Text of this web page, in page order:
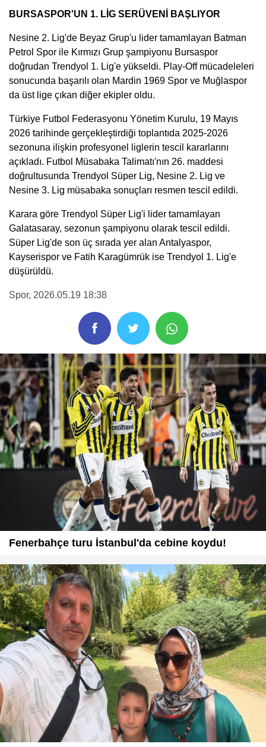
BURSASPOR'UN 1. LİG SERÜVENİ BAŞLIYOR
Nesine 2. Lig'de Beyaz Grup'u lider tamamlayan Batman
Petrol Spor ile Kırmızı Grup şampiyonu Bursaspor
doğrudan Trendyol 1. Lig'e yükseldi. Play-Off mücadeleleri
sonucunda başarılı olan Mardin 1969 Spor ve Muğlaspor
da üst lige çıkan diğer ekipler oldu.
Türkiye Futbol Federasyonu Yönetim Kurulu, 19 Mayıs
2026 tarihinde gerçekleştirdiği toplantıda 2025-2026
sezonuna ilişkin profesyonel liglerin tescil kararlarını
açıkladı. Futbol Müsabaka Talimatı'nın 26. maddesi
doğrultusunda Trendyol Süper Lig, Nesine 2. Lig ve
Nesine 3. Lig müsabaka sonuçları resmen tescil edildi.
Karara göre Trendyol Süper Lig'i lider tamamlayan
Galatasaray, sezonun şampiyonu olarak tescil edildi.
Süper Lig'de son üç sırada yer alan Antalyaspor,
Kayserispor ve Fatih Karagümrük ise Trendyol 1. Lig'e
düşürüldü.
Spor, 2026.05.19 18:38
Fenerbahçe turu İstanbul'da cebine koydu!